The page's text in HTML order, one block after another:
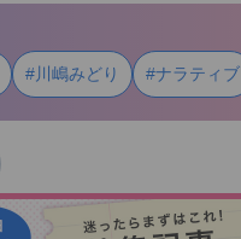
#川嶋みどり #ナラティブ